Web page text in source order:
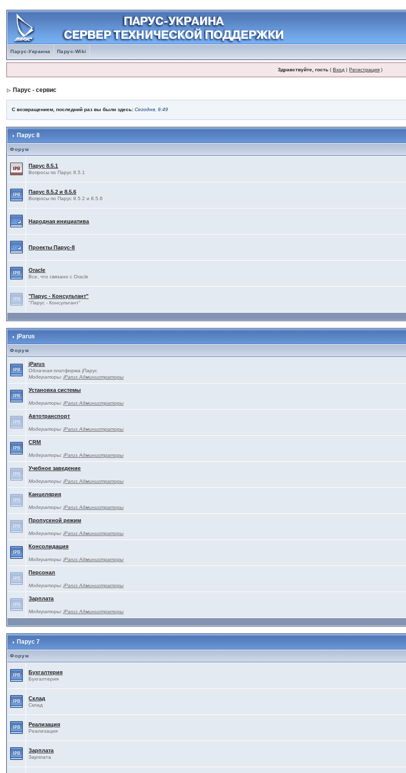
Парус-Украина Парус-Wiki
Здравствуйте, гость (Вход |Регистрация )
Парус - сервис
С возвращением, последний раз вы были здесь:Сегодня, 9:49
Парус 8
Форум
Парус 8.5.1
Вопросы по Парус 8.5.1
Парус 8.5.2 и 8.5.6
Вопросы по Парус 8.5.2 и 8.5.6
Народная инициатива
Проекты Паруc-8
Oracle
Все, что связано с Oracle
"Парус - Консультант"
"Парус - Консультант"
jParus
Форум
jParus
Облачная платформа jПарус
Модераторы:jParus Администраторы
Установка системы
Модераторы:jParus Администраторы
Автотранспорт
Модераторы:jParus Администраторы
CRM
Модераторы:jParus Администраторы
Учебное заведение
Модераторы:jParus Администраторы
Канцелярия
Модераторы:jParus Администраторы
Пропускной режим
Модераторы:jParus Администраторы
Консолидация
Модераторы:jParus Администраторы
Персонал
Модераторы:jParus Администраторы
Зарплата
Модераторы:jParus Администраторы
Парус 7
Форум
Бухгалтерия
Бухгалтерия
Склад
Склад
Реализация
Реализация
Зарплата
Зарплата